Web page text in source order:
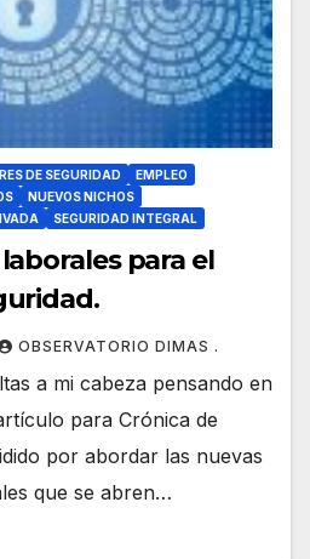
DE SEGURIDAD
EMPLEO
NUEVOS NICHOS
SEGURIDAD INTEGRAL
para el
OBSERVATORIO DIMAS .
a mi cabeza pensando en
para Crónica de
por abordar las nuevas
que se abren…